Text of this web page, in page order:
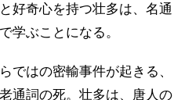
好奇心を持つ壮多は、名通
学ぶことになる。
ではの密輸事件が起きる、
通詞の死。壮多は、唐人の